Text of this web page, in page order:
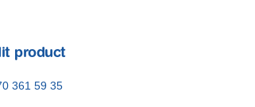
product
361 59 35